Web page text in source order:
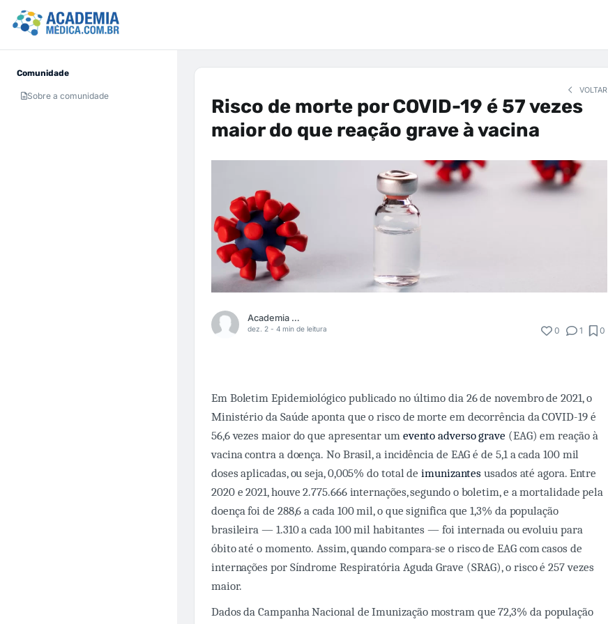
Comunidade
Sobre a comunidade
VOLTAR
Risco de morte por COVID-19 é 57 vezes
maior do que reação grave à vacina
Academia Médica
dez. 2 - 4 min de leitura 0 1 0
Em Boletim Epidemiológico publicado no último dia 26 de novembro de 2021, o
Ministério da Saúde aponta que o risco de morte em decorrência da COVID-19 é
56,6 vezes maior do que apresentar um evento adverso grave (EAG) em reação à
vacina contra a doença. No Brasil, a incidência de EAG é de 5,1 a cada 100 mil
doses aplicadas, ou seja, 0,005% do total deimunizantes usados até agora. Entre
2020 e 2021, houve 2.775.666 internações, segundo o boletim, e a mortalidade pela
doença foi de 288,6 a cada 100 mil, o que significa que 1,3% da população
brasileira — 1.310 a cada 100 mil habitantes — foi internada ou evoluiu para
óbito até o momento. Assim, quando compara-se o risco de EAG com casos de
internações por Síndrome Respiratória Aguda Grave (SRAG), o risco é 257 vezes
maior.
Dados da Campanha Nacional de Imunização mostram que 72,3% da população